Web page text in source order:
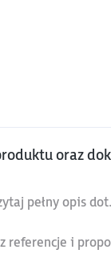
oraz
pełny opis
referencje i